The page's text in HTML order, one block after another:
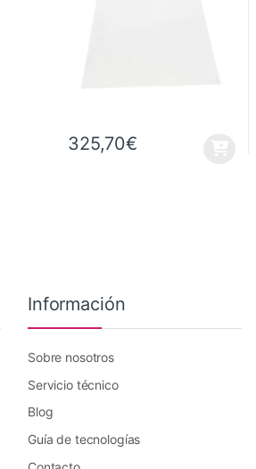
325,70€
Información
Sobre nosotros
Servicio técnico
Blog
Guía de tecnologías